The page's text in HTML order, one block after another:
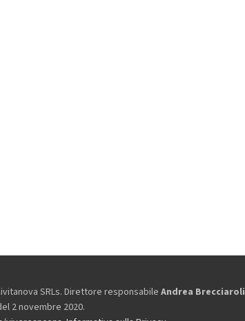
SRLs. Direttore responsabile Andrea Brecciaroli
2 novembre 2020.